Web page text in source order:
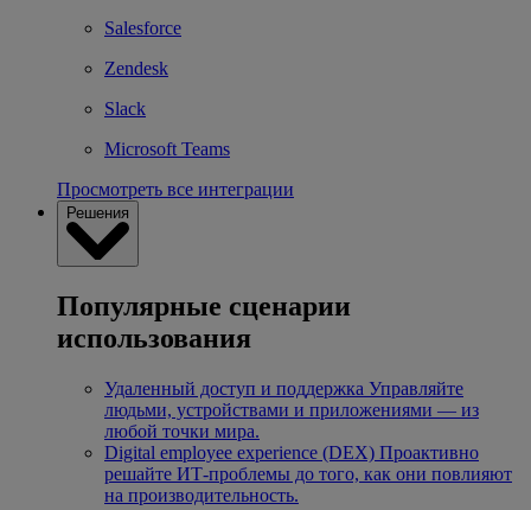
Salesforce
Zendesk
Slack
Microsoft Teams
Просмотреть все интеграции
Решения
Популярные сценарии
использования
Удаленный доступ и поддержка Управляйте
людьми, устройствами и приложениями — из
любой точки мира.
Digital employee experience (DEX) Проактивно
решайте ИТ-проблемы до того, как они повлияют
на производительность.